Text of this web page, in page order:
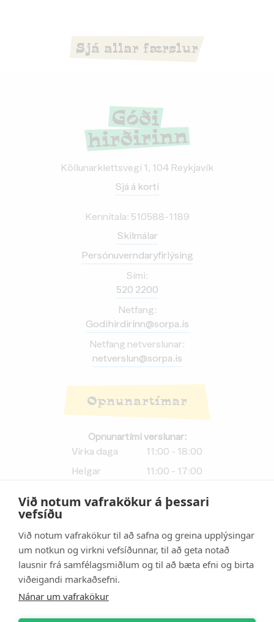
Sjá allar færslur
Köllunarklettsvegi 1, 104 Reykjavík
Sjá á korti
Kennitala: 510588-1189
Skilmálar
Persónuverndaryfirlýsing
Sími:
520 2200
Netfang:
Godihirdirinn@sorpa.is
Netfang netverslunar:
netverslun@sorpa.is
Opnunartímar
Opnunartími verslunar:
Virka daga
11:00 - 18:00
Helgar
11:00 - 17:00
Afhendingartími netverslunar:
Helgar
11:00 - 16:50
Athugið:Afhendingartími
vefverslunar er
styttri
Við notum vafrakökur á þessari
vefsíðu
Við notum vafrakökur til að safna og greina upplýsingar
um notkun og virkni vefsíðunnar, til að geta notað
lausnir frá samfélagsmiðlum og til að bæta efni og birta
viðeigandi markaðsefni.
Nánar um vafrakökur